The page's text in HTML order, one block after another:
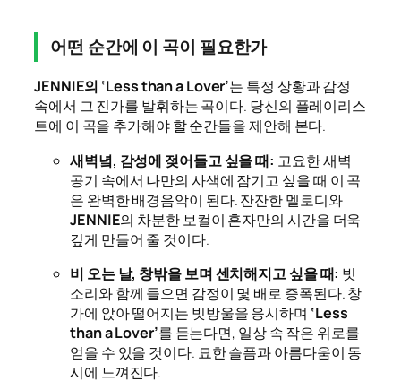
어떤 순간에 이 곡이 필요한가
JENNIE의 ‘Less than a Lover’는 특정 상황과 감정
속에서 그 진가를 발휘하는 곡이다. 당신의 플레이리스
트에 이 곡을 추가해야 할 순간들을 제안해 본다.
새벽녘, 감성에 젖어들고 싶을 때: 고요한 새벽
공기 속에서 나만의 사색에 잠기고 싶을 때 이 곡
은 완벽한 배경음악이 된다. 잔잔한 멜로디와
JENNIE의 차분한 보컬이 혼자만의 시간을 더욱
깊게 만들어 줄 것이다.
비 오는 날, 창밖을 보며 센치해지고 싶을 때: 빗
소리와 함께 들으면 감정이 몇 배로 증폭된다. 창
가에 앉아 떨어지는 빗방울을 응시하며 ‘Less
than a Lover’를 듣는다면, 일상 속 작은 위로를
얻을 수 있을 것이다. 묘한 슬픔과 아름다움이 동
시에 느껴진다.